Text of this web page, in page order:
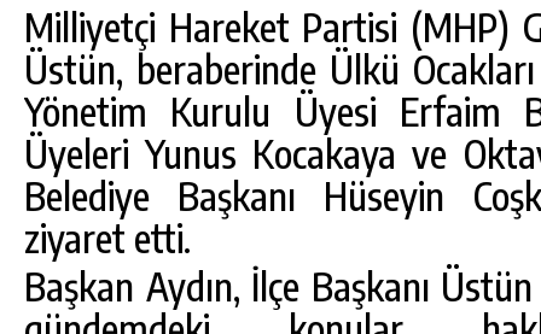
Milliyetçi Hareket Partisi (MHP)
Üstün, beraberinde Ülkü
Yönetim Kurulu Üyesi Erfaim
Üyeleri Yunus Kocakaya ve
Belediye Başkanı Hüseyin
ziyaret etti.‬‬‬‬‬‬‬‬‬‬‬‬‬‬‬‬‬‬‬
Başkan Aydın, İlçe Başkanı